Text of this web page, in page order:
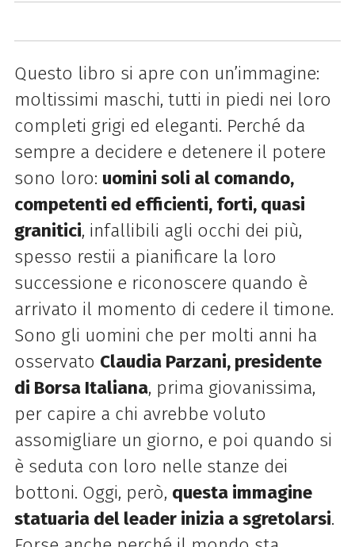
Questo libro si apre con un’immagine:
moltissimi maschi, tutti in piedi nei loro
completi grigi ed eleganti. Perché da
sempre a decidere e detenere il potere
sono loro: uomini soli al comando,
competenti ed efficienti, forti, quasi
granitici, infallibili agli occhi dei più,
spesso restii a pianificare la loro
successione e riconoscere quando è
arrivato il momento di cedere il timone.
Sono gli uomini che per molti anni ha
osservato Claudia Parzani, presidente
di Borsa Italiana, prima giovanissima,
per capire a chi avrebbe voluto
assomigliare un giorno, e poi quando si
è seduta con loro nelle stanze dei
bottoni. Oggi, però, questa immagine
statuaria del leader inizia a sgretolarsi.